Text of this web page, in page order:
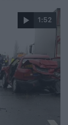
1:52